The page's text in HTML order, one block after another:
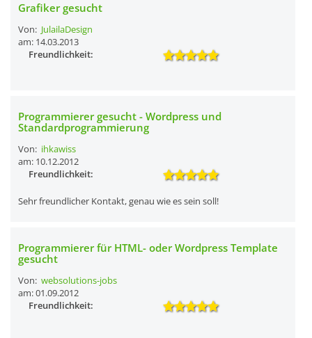
Grafiker gesucht
Von: JulailaDesign
am: 14.03.2013
Freundlichkeit:
Programmierer gesucht - Wordpress und
Standardprogrammierung
Von: ihkawiss
am: 10.12.2012
Freundlichkeit:
Sehr freundlicher Kontakt, genau wie es sein soll!
Programmierer für HTML- oder Wordpress Template
gesucht
Von: websolutions-jobs
am: 01.09.2012
Freundlichkeit: